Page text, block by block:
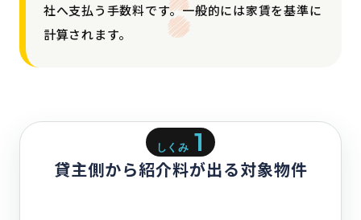
社へ支払う手数料です。一般的には家賃を基準に
計算されます。
しくみ 1
貸主側から紹介料が出る対象物件